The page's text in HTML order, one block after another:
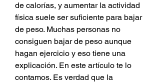
de calorías, y aumentar la actividad
física suele ser suficiente para bajar
de peso. Muchas personas no
consiguen bajar de peso aunque
hagan ejercicio y eso tiene una
explicación. En este artículo te lo
contamos. Es verdad que la